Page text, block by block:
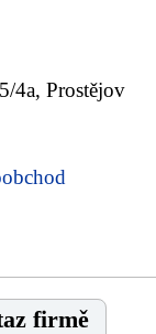
4a, Prostějov
firmě